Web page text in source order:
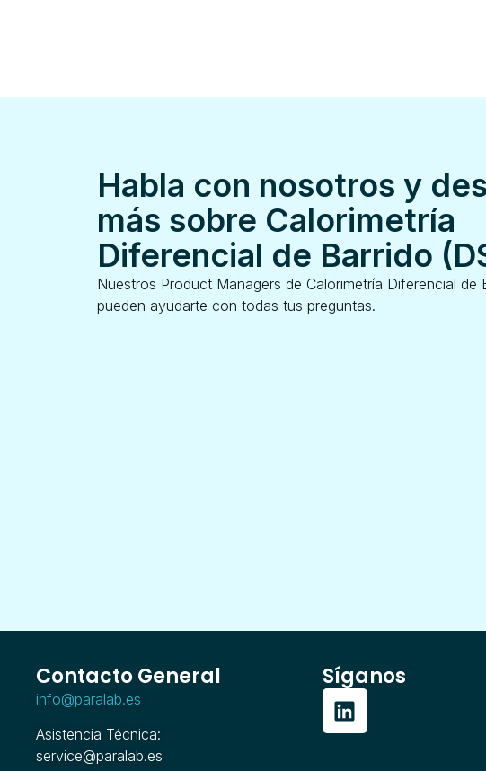
Habla con nosotros y
más sobre Calorimetría
Diferencial de Barrido
Nuestros Product Managers de Calorimetría Diferencial de
pueden ayudarte con todas tus preguntas.
Contacto General
info@paralab.es
Asistencia Técnica:
service@paralab.es
Síganos